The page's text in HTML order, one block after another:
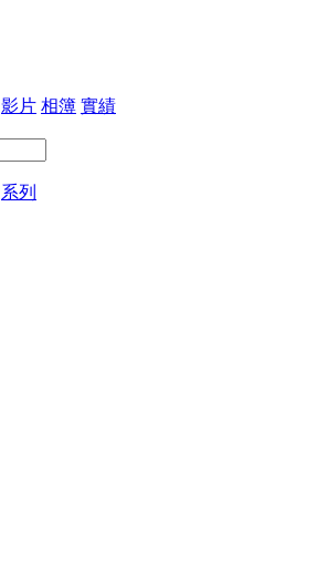
影片 相簿 實績
系列